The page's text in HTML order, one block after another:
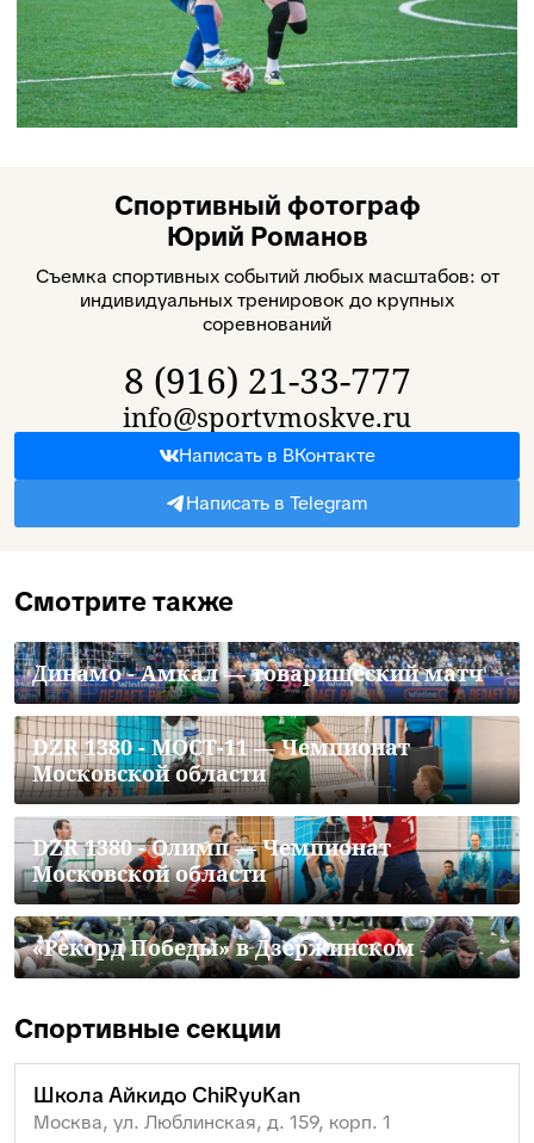
Спортивный фотограф
Юрий Романов
Съемка спортивных событий любых масштабов: от
индивидуальных тренировок до крупных
соревнований
8 (916) 21-33-777
info@sportvmoskve.ru
Написать в ВКонтакте
Написать в Telegram
Смотрите также
Динамо - Амкал — товарищеский матч
DZR 1380 - МОСТ-11 — Чемпионат
Московской области
DZR 1380 - Олимп — Чемпионат
Московской области
«Рекорд Победы» в Дзержинском
Спортивные секции
Школа Айкидо СhiRyuKan
Москва, ул. Люблинская, д. 159, корп. 1